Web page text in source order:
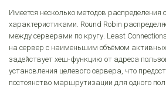
Имеется несколько методов
характеристиками. Round Robin
между серверами по кругу. Least
на сервер с наименьшим объёмом
задействует хеш-функцию от адреса
установления целевого сервера, что
постоянство маршрутизации для одного